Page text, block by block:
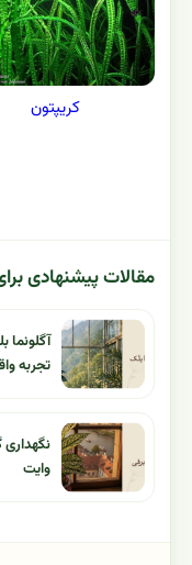
کریپتون
مقالات پیشنهادی
تجربه
نگهداری
وایت